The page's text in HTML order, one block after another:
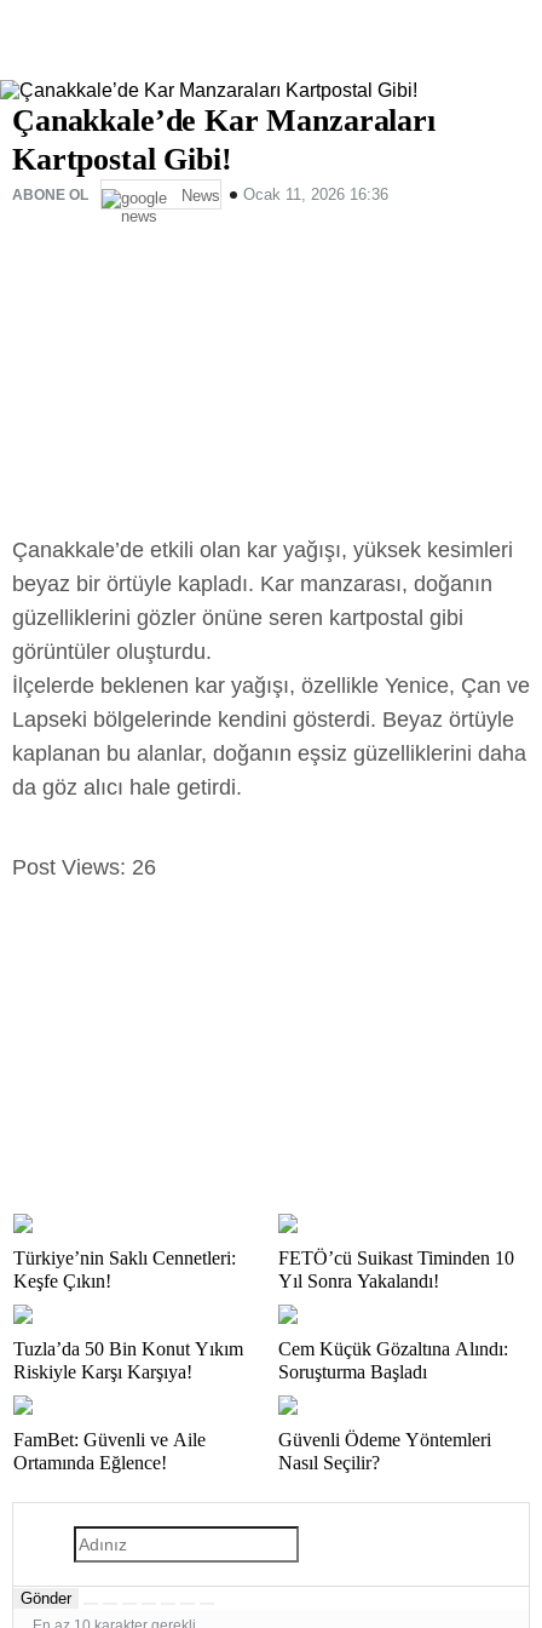
Çanakkale’de Kar Manzaraları
Kartpostal Gibi!
ABONE OL News Ocak 11, 2026 16:36
Çanakkale’de etkili olan kar yağışı, yüksek kesimleri
beyaz bir örtüyle kapladı. Kar manzarası, doğanın
güzelliklerini gözler önüne seren kartpostal gibi
görüntüler oluşturdu.
İlçelerde beklenen kar yağışı, özellikle Yenice, Çan ve
Lapseki bölgelerinde kendini gösterdi. Beyaz örtüyle
kaplanan bu alanlar, doğanın eşsiz güzelliklerini daha
da göz alıcı hale getirdi.
Post Views: 26
Türkiye’nin Saklı Cennetleri:
Keşfe Çıkın!
FETÖ’cü Suikast Timinden 10
Yıl Sonra Yakalandı!
Tuzla’da 50 Bin Konut Yıkım
Riskiyle Karşı Karşıya!
Cem Küçük Gözaltına Alındı:
Soruşturma Başladı
FamBet: Güvenli ve Aile
Ortamında Eğlence!
Güvenli Ödeme Yöntemleri
Nasıl Seçilir?
Gönder